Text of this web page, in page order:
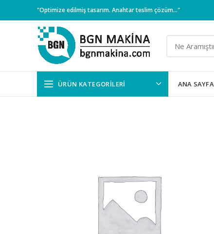
"Optimize edilmiş tasarım. Anahtar teslim çözüm..."
ÜRÜN KATEGORILERI ANA SAYFA